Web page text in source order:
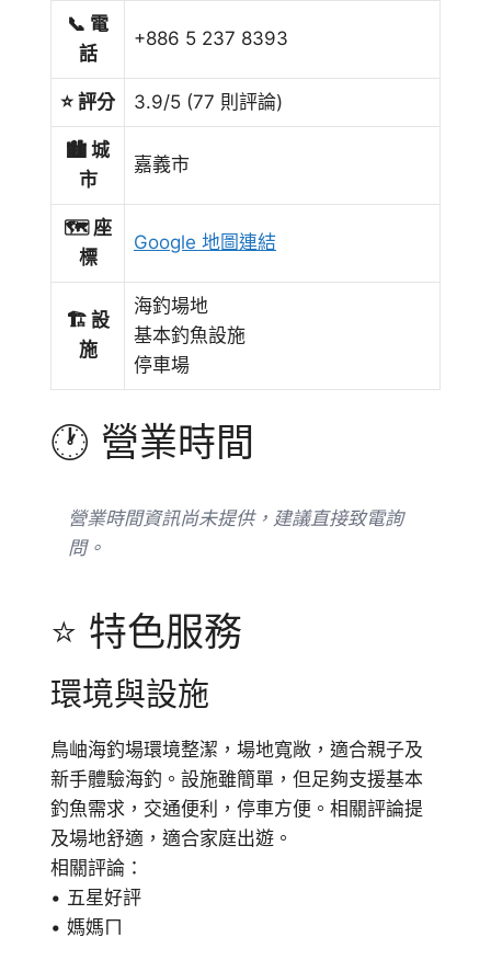
📞 電
話
+886 5 237 8393
⭐ 評分 3.9/5 (77 則評論)
🏙️ 城
市
嘉義市
🗺️ 座
標
Google 地圖連結
🏗️ 設
施
海釣場地
基本釣魚設施
停車場
🕐 營業時間
營業時間資訊尚未提供，建議直接致電詢
問。
⭐ 特色服務
環境與設施
鳥岫海釣場環境整潔，場地寬敞，適合親子及
新手體驗海釣。設施雖簡單，但足夠支援基本
釣魚需求，交通便利，停車方便。相關評論提
及場地舒適，適合家庭出遊。
相關評論：
• 五星好評
• 媽媽ㄇ